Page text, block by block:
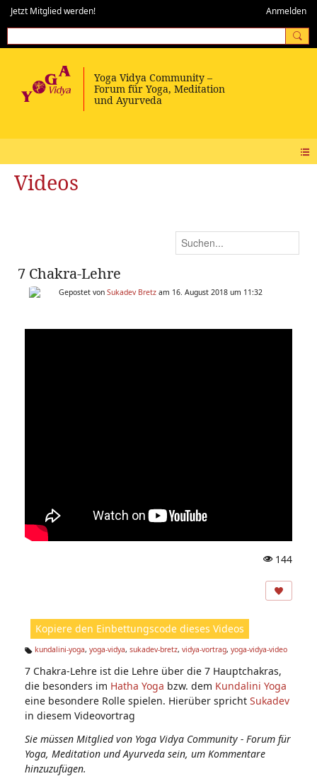
Jetzt Mitglied werden! Anmelden
Videos
7 Chakra-Lehre
Gepostet von Sukadev Bretz am 16. August 2018 um 11:32
ic
n:
144
Kopiere den Einbettungscode dieses Videos
g
s:
kundalini-yoga, yoga-vidya, sukadev-bretz, vidya-vortrag, yoga-vidya-video
7 Chakra-Lehre ist die Lehre über die 7 Hauptchakras,
die besonders im Hatha Yoga bzw. dem Kundalini Yoga
eine besondere Rolle spielen. Hierüber spricht Sukadev
in diesem Videovortrag
Sie müssen Mitglied von Yoga Vidya Community - Forum für
Yoga, Meditation und Ayurveda sein, um Kommentare
hinzuzufügen.